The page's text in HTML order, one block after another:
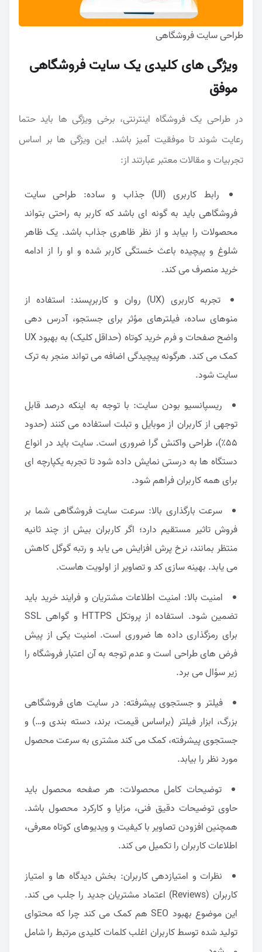
طراحی سایت فروشگاهی
ویژگی های کلیدی یک سایت فروشگاهی
موفق
در طراحی یک فروشگاه اینترنتی، برخی ویژگی ها باید حتما
رعایت شوند تا موفقیت آمیز باشد. این ویژگی ها بر اساس
تجربیات و مقالات معتبر عبارتند از:
رابط کاربری (UI) جذاب و ساده: طراحی سایت
فروشگاهی باید به گونه ای باشد که کاربر به راحتی بتواند
محصولات را بیابد و از نظر ظاهری جذاب باشد. یک ظاهر
شلوغ و پیچیده باعث خستگی کاربر شده و او را از ادامه
خرید منصرف می کند.
تجربه کاربری (UX) روان و کاربرپسند: استفاده از
منوهای ساده، فیلترهای مؤثر برای جستجو، آدرس دهی
واضح صفحات و فرم خرید کوتاه (حداقل کلیک) به بهبود UX
کمک می کند. هرگونه پیچیدگی اضافه می تواند منجر به ترک
سایت شود.
ریسپانسیو بودن سایت: با توجه به اینکه درصد قابل
توجهی از کاربران از موبایل و تبلت استفاده می کنند (حدود
۵۵٪)، طراحی واکنش گرا ضروری است. سایت باید در انواع
دستگاه ها به درستی نمایش داده شود تا تجربه یکپارچه ای
برای همه کاربران فراهم شود.
سرعت بارگذاری بالا: سرعت سایت فروشگاهی شما بر
فروش تاثیر مستقیم دارد؛ اگر کاربران بیش از چند ثانیه
منتظر بمانند، نرخ پرش افزایش می یابد و رتبه گوگل کاهش
می یابد. بهینه سازی کد و تصاویر از اولویت هاست.
امنیت بالا: امنیت اطلاعات مشتریان و فرایند خرید باید
تضمین شود. استفاده از پروتکل HTTPS و گواهی SSL
برای رمزگذاری داده ها ضروری است. امنیت یکی از پیش
فرض های طراحی است و عدم توجه به آن اعتبار فروشگاه را
زیر سؤال می برد.
فیلتر و جستجوی پیشرفته: در سایت های فروشگاهی
بزرگ، ابزار فیلتر (براساس قیمت، برند، دسته بندی و…) و
جستجوی پیشرفته، کمک می کند مشتری به سرعت محصول
مورد نظر را بیابد.
توضیحات کامل محصولات: هر صفحه محصول باید
حاوی توضیحات دقیق فنی، مزایا و کارکرد محصول باشد.
همچنین افزودن تصاویر با کیفیت و ویدیوهای کوتاه معرفی،
اطلاعات کاربران را تکمیل می کند.
نظرات و امتیازدهی کاربران: بخش دیدگاه ها و امتیاز
کاربران (Reviews) اعتماد مشتریان جدید را جلب می کند.
این موضوع بهبود SEO هم کمک می کند چرا که محتوای
تولید شده توسط کاربران اغلب کلمات کلیدی مرتبط را شامل